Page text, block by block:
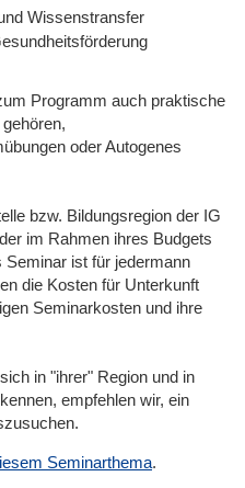
Wissenstransfer
Programm auch praktische
oder Autogenes
bzw. Bildungsregion der IG
im Rahmen ihres Budgets
ist für jedermann
die Kosten für Unterkunft
Seminarkosten und ihre
in "ihrer" Region und in
empfehlen wir, ein
Seminarthema.